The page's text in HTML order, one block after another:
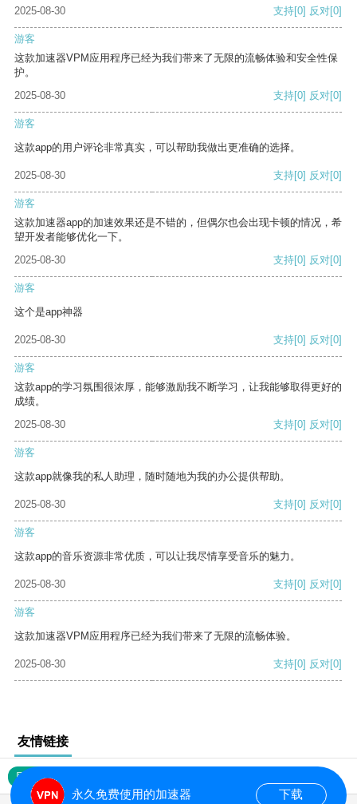
2025-08-30
支持[0] 反对[0]
游客
这款加速器VPM应用程序已经为我们带来了无限的流畅体验和安全性保
护。
2025-08-30
支持[0] 反对[0]
游客
这款app的用户评论非常真实，可以帮助我做出更准确的选择。
2025-08-30 支持[0] 反对[0]
游客
这款加速器app的加速效果还是不错的，但偶尔也会出现卡顿的情况，希
望开发者能够优化一下。
2025-08-30
支持[0] 反对[0]
游客
这个是app神器
2025-08-30 支持[0] 反对[0]
游客
这款app的学习氛围很浓厚，能够激励我不断学习，让我能够取得更好的
成绩。
2025-08-30
支持[0] 反对[0]
游客
这款app就像我的私人助理，随时随地为我的办公提供帮助。
2025-08-30 支持[0] 反对[0]
游客
这款app的音乐资源非常优质，可以让我尽情享受音乐的魅力。
2025-08-30 支持[0] 反对[0]
游客
这款加速器VPM应用程序已经为我们带来了无限的流畅体验。
2025-08-30 支持[0] 反对[0]
友情链接
网站地图
永久免费使用的加速器 下载